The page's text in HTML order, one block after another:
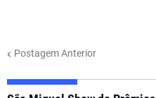
Postagem Anterior